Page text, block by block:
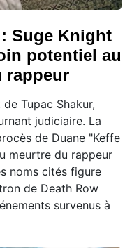
Suge Knight
potentiel au
rappeur
Tupac Shakur,
judiciaire. La
de Duane "Keffe
meurtre du rappeur
noms cités figure
de Death Row
survenus à